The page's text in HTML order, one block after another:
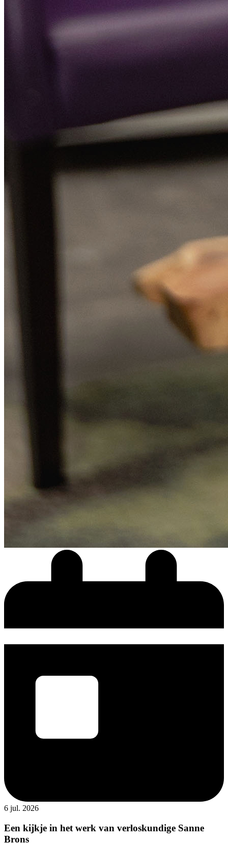
6 jul. 2026
Een kijkje in het werk van verloskundige Sanne
Brons